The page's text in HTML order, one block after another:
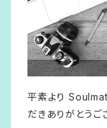
平素より
だきありがとうご